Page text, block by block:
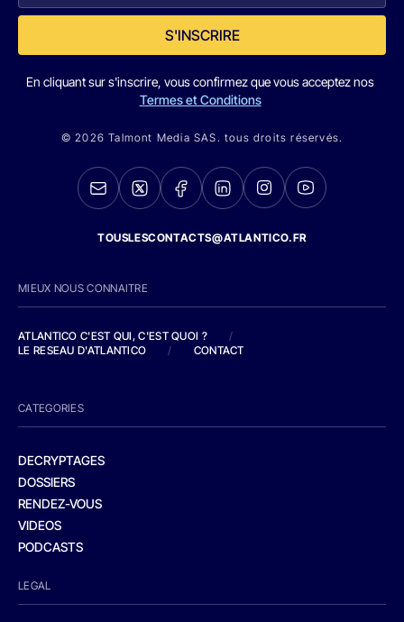
S'INSCRIRE
En cliquant sur s'inscrire, vous confirmez que vous acceptez nos
Termes et Conditions
© 2026 Talmont Media SAS. tous droits réservés.
TOUSLESCONTACTS@ATLANTICO.FR
MIEUX NOUS CONNAITRE
ATLANTICO C'EST QUI, C'EST QUOI ?
/
LE RESEAU D'ATLANTICO
/ CONTACT
CATEGORIES
DECRYPTAGES
DOSSIERS
RENDEZ-VOUS
VIDEOS
PODCASTS
LEGAL